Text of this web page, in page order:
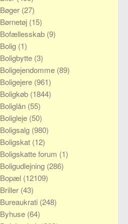
Bøger (27)
Børnetøj (15)
Bofællesskab (9)
Bolig (1)
Boligbytte (3)
Boligejendomme (89)
Boligejere (961)
Boligkøb (1844)
Boliglån (55)
Boligleje (50)
Boligsalg (980)
Boligskat (12)
Boligskatte forum (1)
Boligudlejning (286)
Bopæl (12109)
Briller (43)
Bureaukrati (248)
Byhuse (64)